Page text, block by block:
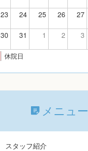
23 24 25 26 27
30 31 1 2 3
休院日
メニュー
スタッフ紹介